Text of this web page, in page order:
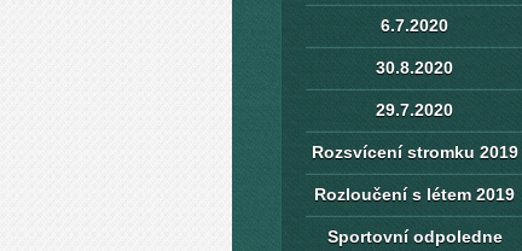
6.7.2020
30.8.2020
29.7.2020
Rozsvícení stromku 2019
Rozloučení s létem 2019
Sportovní odpoledne